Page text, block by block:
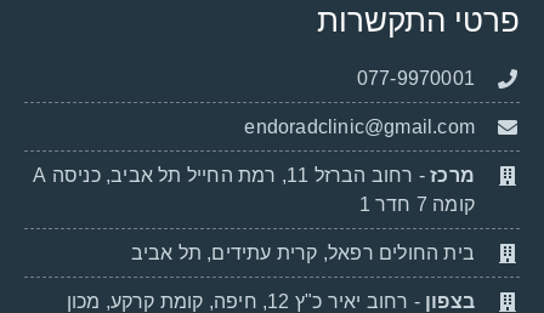
פרטי התקשרות
077-9970001
endoradclinic@gmail.com
מרכז
- רחוב הברזל 11, רמת החייל תל אביב, כניסה A
קומה 7 חדר 1
בית החולים רפאל, קרית עתידים, תל אביב
בצפון
- רחוב יאיר כ"ץ 12, חיפה, קומת קרקע, מכון